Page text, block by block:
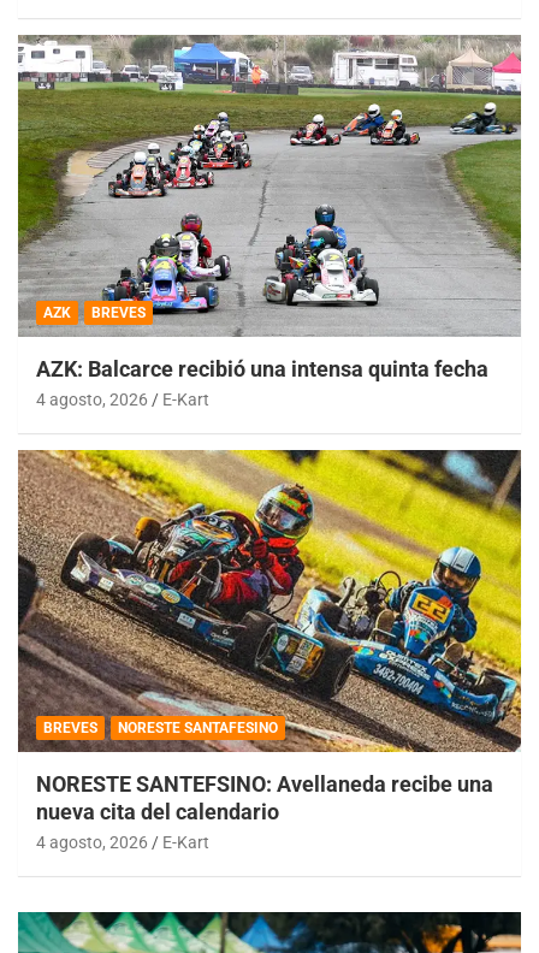
AZK BREVES
AZK: Balcarce recibió una intensa quinta fecha
4 agosto, 2026 E-Kart
BREVES NORESTE SANTAFESINO
NORESTE SANTEFSINO: Avellaneda recibe una
nueva cita del calendario
4 agosto, 2026 E-Kart